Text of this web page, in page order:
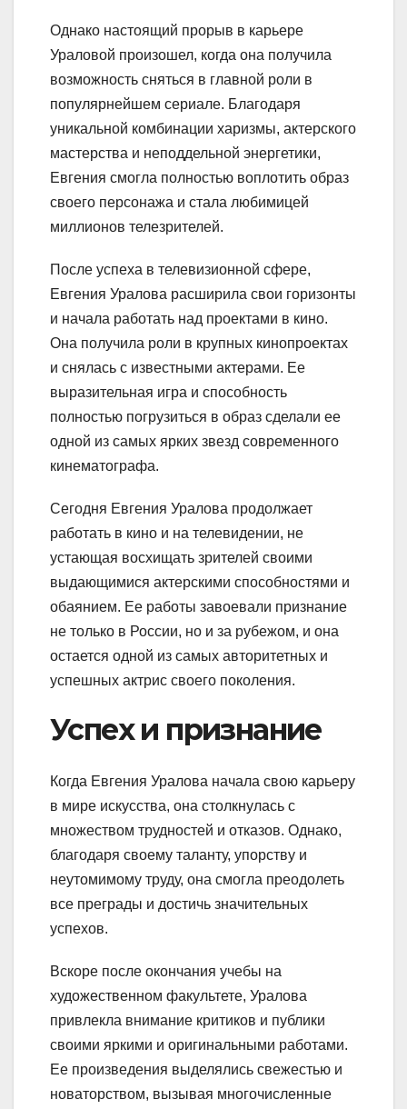
Однако настоящий прорыв в карьере
Ураловой произошел, когда она получила
возможность сняться в главной роли в
популярнейшем сериале. Благодаря
уникальной комбинации харизмы, актерского
мастерства и неподдельной энергетики,
Евгения смогла полностью воплотить образ
своего персонажа и стала любимицей
миллионов телезрителей.
После успеха в телевизионной сфере,
Евгения Уралова расширила свои горизонты
и начала работать над проектами в кино.
Она получила роли в крупных кинопроектах
и снялась с известными актерами. Ее
выразительная игра и способность
полностью погрузиться в образ сделали ее
одной из самых ярких звезд современного
кинематографа.
Сегодня Евгения Уралова продолжает
работать в кино и на телевидении, не
устающая восхищать зрителей своими
выдающимися актерскими способностями и
обаянием. Ее работы завоевали признание
не только в России, но и за рубежом, и она
остается одной из самых авторитетных и
успешных актрис своего поколения.
Успех и признание
Когда Евгения Уралова начала свою карьеру
в мире искусства, она столкнулась с
множеством трудностей и отказов. Однако,
благодаря своему таланту, упорству и
неутомимому труду, она смогла преодолеть
все преграды и достичь значительных
успехов.
Вскоре после окончания учебы на
художественном факультете, Уралова
привлекла внимание критиков и публики
своими яркими и оригинальными работами.
Ее произведения выделялись свежестью и
новаторством, вызывая многочисленные